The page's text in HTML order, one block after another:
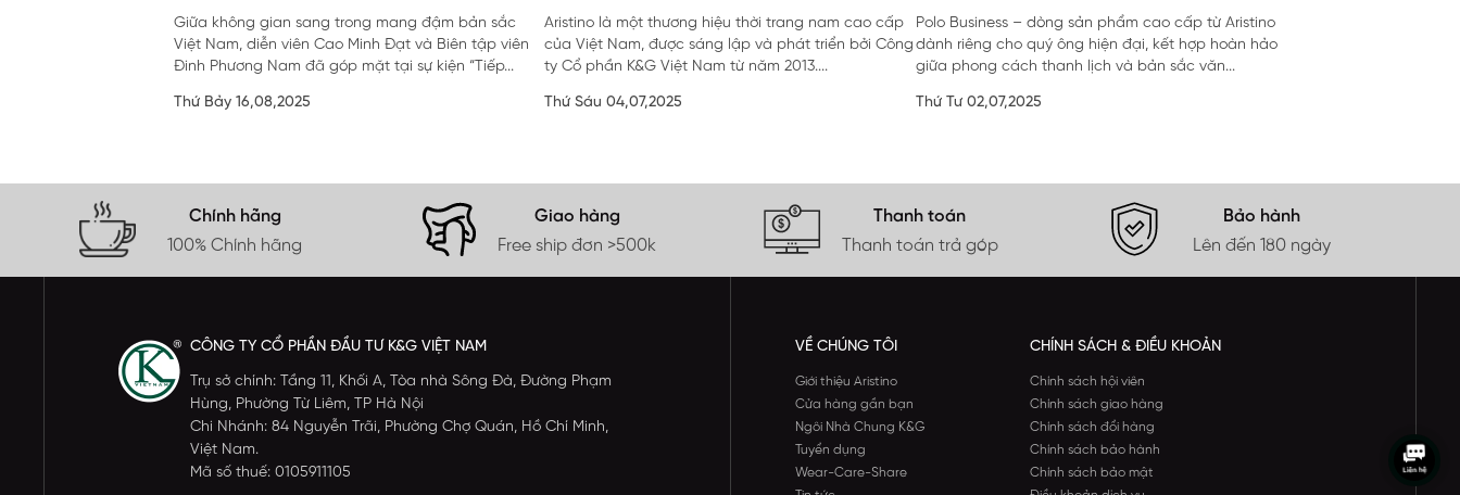
NAM ĐÃ GÓP MẶT TẠI SỰ KIỆN ĐẶC
BIỆT CỦA ARISTINO.
Giữa không gian sang trong mang đậm bản sắc
Việt Nam, diễn viên Cao Minh Đạt và Biên tập viên
Đinh Phương Nam đã góp mặt tại sự kiện “Tiếp...
Thứ Bảy 16,08,2025
THÔNG TIN TOÀN DIỆN
Aristino là một thương hiệu thời trang nam cao cấp
của Việt Nam, được sáng lập và phát triển bởi Công
ty Cổ phần K&G Việt Nam từ năm 2013....
Thứ Sáu 04,07,2025
Polo Business – dòng sản phẩm cao cấp từ Aristino
dành riêng cho quý ông hiện đại, kết hợp hoàn hảo
giữa phong cách thanh lịch và bản sắc văn...
Thứ Tư 02,07,2025
Chính hãng
100% Chính hãng
Giao hàng
Free ship đơn >500k
Thanh toán
Thanh toán trả góp
Bảo hành
Lên đến 180 ngày
CÔNG TY CỔ PHẦN ĐẦU TƯ K&G VIỆT NAM
Trụ sở chính: Tầng 11, Khối A, Tòa nhà Sông Đà, Đường Phạm
Hùng, Phường Từ Liêm, TP Hà Nội
Chi Nhánh: 84 Nguyễn Trãi, Phường Chợ Quán, Hồ Chí Minh,
Việt Nam.
Mã số thuế: 0105911105
VỀ CHÚNG TÔI
Giới thiệu Aristino
Cửa hàng gần bạn
Ngôi Nhà Chung K&G
Tuyển dụng
Wear-Care-Share
CHÍNH SÁCH & ĐIỀU KHOẢN
Chính sách hội viên
Chính sách giao hàng
Chính sách đổi hàng
Chính sách bảo hành
Chính sách bảo mật